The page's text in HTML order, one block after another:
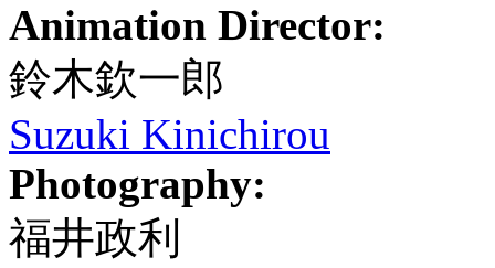
Animation Director:
鈴木欽一郎
Suzuki Kinichirou
Photography:
福井政利